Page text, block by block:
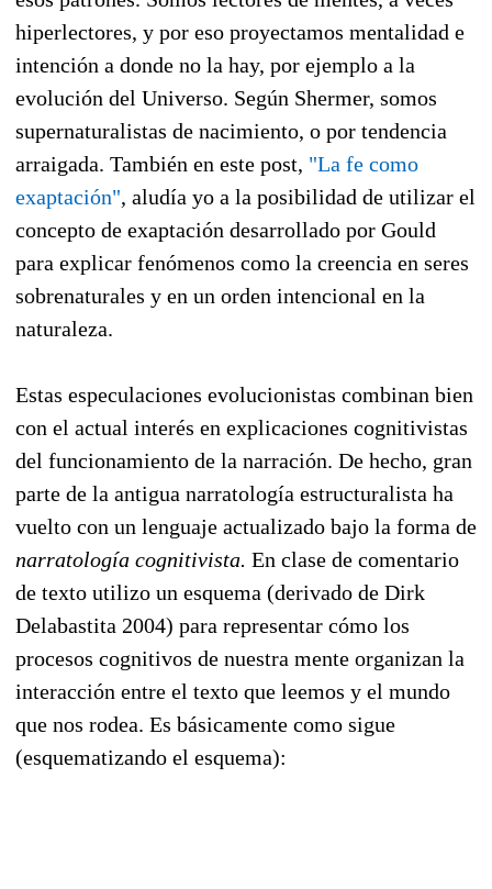
hiperlectores, y por eso proyectamos mentalidad e
intención a donde no la hay, por ejemplo a la
evolución del Universo. Según Shermer, somos
supernaturalistas de nacimiento, o por tendencia
arraigada. También en este post, "La fe como
exaptación", aludía yo a la posibilidad de utilizar el
concepto de exaptación desarrollado por Gould
para explicar fenómenos como la creencia en seres
sobrenaturales y en un orden intencional en la
naturaleza.
Estas especulaciones evolucionistas combinan bien
con el actual interés en explicaciones cognitivistas
del funcionamiento de la narración. De hecho, gran
parte de la antigua narratología estructuralista ha
vuelto con un lenguaje actualizado bajo la forma de
narratología cognitivista. En clase de comentario
de texto utilizo un esquema (derivado de Dirk
Delabastita 2004) para representar cómo los
procesos cognitivos de nuestra mente organizan la
interacción entre el texto que leemos y el mundo
que nos rodea. Es básicamente como sigue
(esquematizando el esquema):